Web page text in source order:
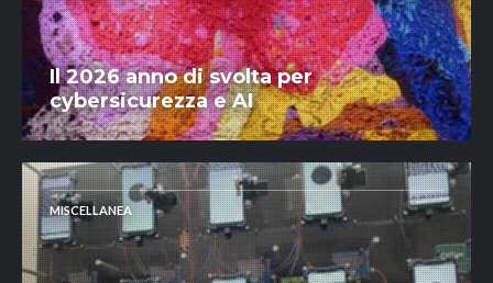
Il 2026 anno di svolta per
cybersicurezza e AI
MISCELLANEA